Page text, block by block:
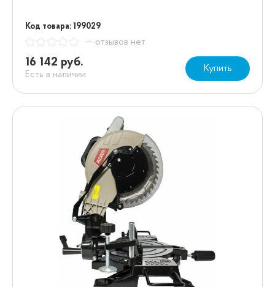
Код товара: 199029
— отзывов нет
16 142 руб.
Есть в наличии
Купить